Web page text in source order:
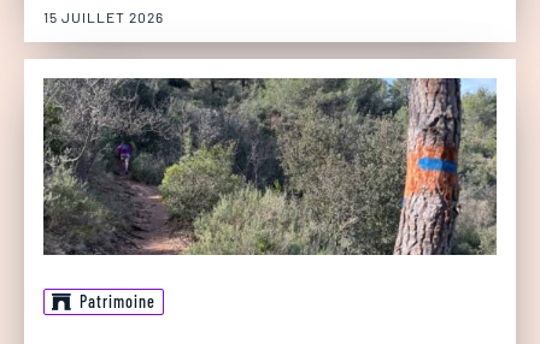
15 JUILLET 2026
Patrimoine